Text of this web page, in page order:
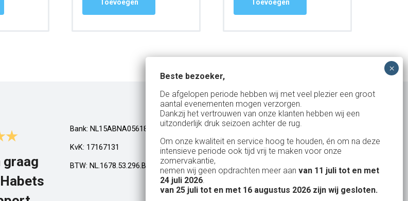
Toevoegen Toevoegen
graag
Top!
Al een aantal jaar huren wij in Geldrop
een kamphuis met vrienden. We huren
Bank: NL15ABNA0561810710
KvK: 17167131
BTW: NL.1678.53.296.B01
Uw partner in:
Evenementen verhuur
Beste bezoeker,
De afgelopen periode hebben wij met veel plezier een groot
aantal evenementen mogen verzorgen.
Dankzij het vertrouwen van onze klanten hebben wij een
uitzonderlijk druk seizoen achter de rug.
Om onze kwaliteit en service hoog te houden, én om na deze
intensieve periode ook tijd vrij te maken voor onze
zomervakantie,
nemen wij geen opdrachten meer aan van 11 juli tot en met
24 juli 2026.
van 25 juli tot en met 16 augustus 2026 zijn wij gesloten.